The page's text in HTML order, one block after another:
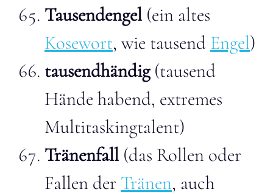
Tausendengel (ein altes
Kosewort, wie tausend Engel)
tausendhändig(tausend
Hände habend, extremes
Multitaskingtalent)
Tränenfall (das Rollen oder
Fallen der Tränen, auch